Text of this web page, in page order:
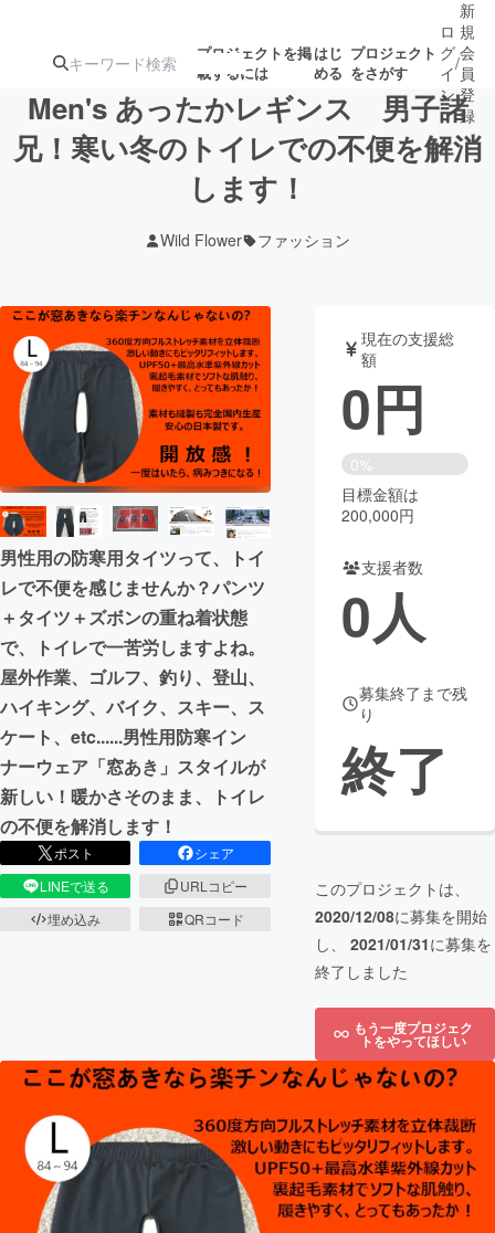
プロジェクトを掲
載するには
はじ
める
プロジェクト
をさがす
注目の新着プロ募集終了が近いプ
テクノロジー・ガジェット
映像・映画 書籍・雑誌
ビジネス・起業 チャレンジ
まちづくり・地域活性化
CAMPFIRE for Social Good
CAMPFIRE Creation
CAMPFIREふるさと納税
コミュニティ
ロ
グ
イ
ン
/
新
規
会
員
登
録
Men's あったかレギンス 男子諸
兄！寒い冬のトイレでの不便を解消
します！
Wild Flower ファッション
男性用の防寒用タイツって、トイ
レで不便を感じませんか？パンツ
＋タイツ＋ズボンの重ね着状態
で、トイレで一苦労しますよね。
屋外作業、ゴルフ、釣り、登山、
ハイキング、バイク、スキー、ス
ケート、etc......男性用防寒イン
ナーウェア「窓あき」スタイルが
新しい！暖かさそのまま、トイレ
の不便を解消します！
ポスト
シェア
LINEで送る
URLコピー
埋め込み
QRコード
現在の支援総
額
0円
0%
目標金額は
200,000円
支援者数
0人
募集終了まで残
り
終了
このプロジェクトは、
2020/12/08に募集を開始
し、 2021/01/31に募集を
終了しました
もう一度プロジェク
トをやってほしい